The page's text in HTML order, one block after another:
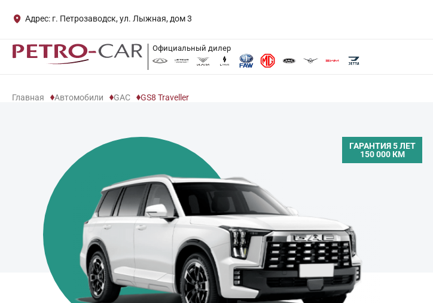
Адрес: г. Петрозаводск, ул. Лыжная, дом 3
Официальный дилер
Главная Автомобили GAC GS8 Traveller
ГАРАНТИЯ 5 ЛЕТ
150 000 КМ